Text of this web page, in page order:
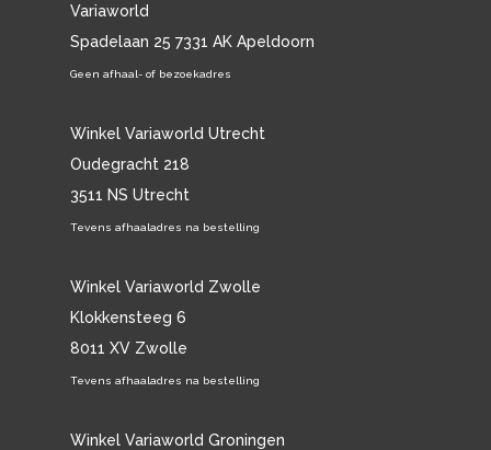
Variaworld
Spadelaan 25 7331 AK Apeldoorn
Geen afhaal- of bezoekadres
Winkel Variaworld Utrecht
Oudegracht 218
3511 NS Utrecht
Tevens afhaaladres na bestelling
Winkel Variaworld Zwolle
Klokkensteeg 6
8011 XV Zwolle
Tevens afhaaladres na bestelling
Winkel Variaworld Groningen